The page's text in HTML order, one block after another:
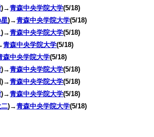
)→青森中央学院大学(5/18)
星)→青森中央学院大学(5/18)
)→青森中央学院大学(5/18)
青森中央学院大学(5/18)
森中央学院大学(5/18)
)→青森中央学院大学(5/18)
)→青森中央学院大学(5/18)
)→青森中央学院大学(5/18)
二)→青森中央学院大学(5/18)